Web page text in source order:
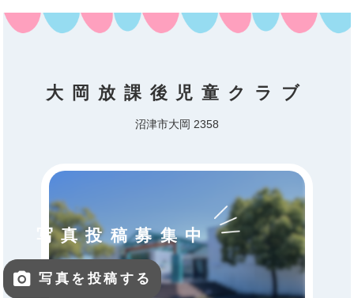
大岡放課後児童クラブ
沼津市大岡 2358
写真投稿募集中
写真を投稿する